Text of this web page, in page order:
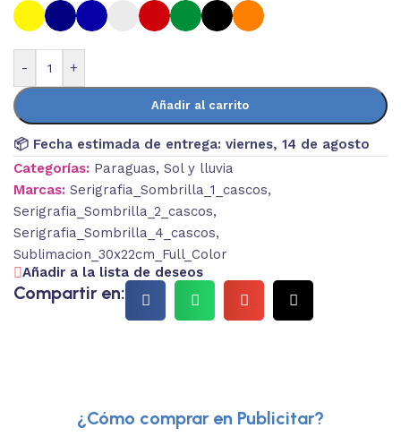
- +
Añadir al carrito
📦 Fecha estimada de entrega: viernes, 14 de agosto
Categorías: Paraguas, Sol y lluvia
Marcas: Serigrafia_Sombrilla_1_cascos,
Serigrafia_Sombrilla_2_cascos,
Serigrafia_Sombrilla_4_cascos,
Sublimacion_30x22cm_Full_Color
Añadir a la lista de deseos
Compartir en:
¿Cómo comprar en Publicitar?